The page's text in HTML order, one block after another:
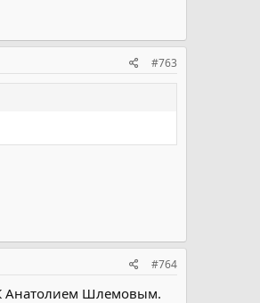
#763
#764
Анатолием Шлемовым.